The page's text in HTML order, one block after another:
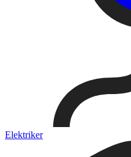
Elektriker